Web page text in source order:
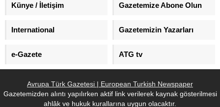
Künye / İletişim Gazetemize Abone Olun
International Gazetemizin Yazarları
e-Gazete ATG tv
Avrupa Türk Gazetesi | European Turkish Newspaper
Gazetemizden alıntı yapılırken aktif link verilerek kaynak gösterilmesi
ahlâk ve hukuk kurallarına uygun olacaktır.